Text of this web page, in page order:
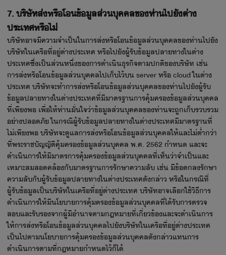
7. บริษัทส่งหรือโอนข้อมูลส่วนบุคคลของท่านไปยังต่าง
ประเทศหรือไม่
บริษัทอาจมีความจำเป็นในการส่งหรือโอนข้อมูลส่วนบุคคลของท่านไปยัง
บริษัทในเครือที่อยู่ต่างประเทศ หรือไปยังผู้รับข้อมูลปลายทางในต่าง
ประเทศซึ่งเป็นส่วนหนึ่งของการดำเนินธุรกิจตามปกติของบริษัท เช่น
การส่งหรือโอนข้อมูลส่วนบุคคลไปเก็บไว้บน server หรือ cloud ในต่าง
ประเทศ บริษัทจะทำการส่งหรือโอนข้อมูลส่วนบุคคลของท่านไปยังผู้รับ
ข้อมูลปลายทางในต่างประเทศที่มีมาตรฐานการคุ้มครองข้อมูลส่วนบุคคล
ที่เพียงพอ เพื่อให้ท่านมั่นใจว่าข้อมูลส่วนบุคคลของท่านจะถูกเก็บรวบรวม
อย่างปลอดภัย ในกรณีผู้รับข้อมูลปลายทางในต่างประเทศมีมาตรฐานที่
ไม่เพียงพอ บริษัทจะดูแลการส่งหรือโอนข้อมูลส่วนบุคคลให้และไม่ต่ำกว่า
ที่พระราชบัญญัติคุ้มครองข้อมูลส่วนบุคคล พ.ศ. 2562 กำหนด และจะ
ดำเนินการให้มีมาตรการคุ้มครองข้อมูลส่วนบุคคลที่เห็นว่าจำเป็นและ
เหมาะสมสอดคล้องกับมาตรฐานการรักษาความลับ เช่น มีข้อตกลงรักษา
ความลับกับผู้รับข้อมูลปลายทางในต่างประเทศดังกล่าว หรือในกรณีที่
ผู้รับข้อมูลเป็นบริษัทในเครือที่อยู่ต่างประเทศ บริษัทอาจเลือกใช้วิธีการ
ดำเนินการให้มีนโยบายการคุ้มครองข้อมูลส่วนบุคคลที่ได้รับการตรวจ
สอบและรับรองจากผู้มีอำนาจตามกฎหมายที่เกี่ยวข้องและจะดำเนินการ
ให้การส่งหรือโอนข้อมูลส่วนบุคคลไปยังบริษัทในเครือที่อยู่ต่างประเทศ
เป็นไปตามนโยบายการคุ้มครองข้อมูลส่วนบุคคลดังกล่าวแทนการ
ดำเนินการตามที่กฎหมายกำหนดไว้ก็ได้